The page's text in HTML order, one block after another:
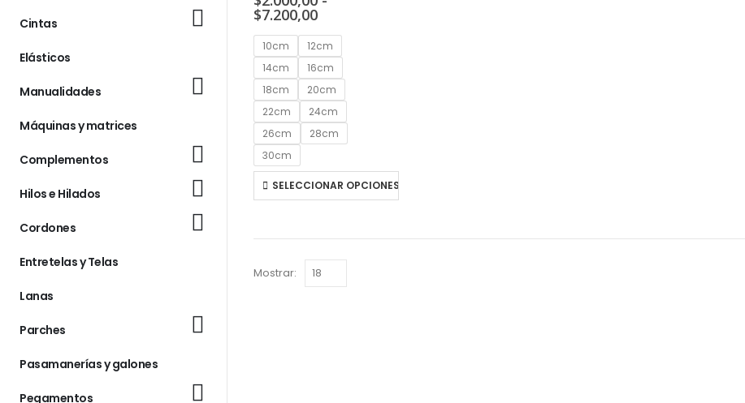
$7.200,00
10cm
12cm
14cm
16cm
18cm
20cm
22cm
24cm
26cm
28cm
30cm
SELECCIONAR OPCIONES
Mostrar:
Cintas
Elásticos
Manualidades
Máquinas y matrices
Complementos
Hilos e Hilados
Cordones
Entretelas y Telas
Lanas
Parches
Pasamanerías y galones
Pegamentos